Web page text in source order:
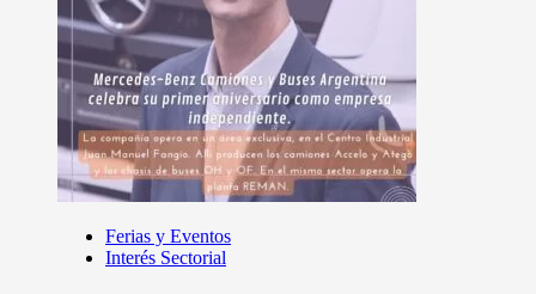
Ferias y Eventos
Interés Sectorial